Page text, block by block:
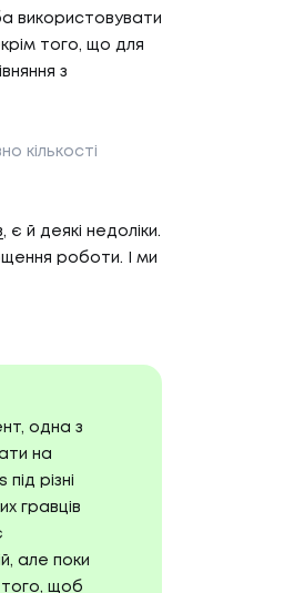
використовувати
того, що для
з
кількості
, є й деякі недоліки.
роботи. І ми
одна з
на
різні
гравців
але поки
того, щоб